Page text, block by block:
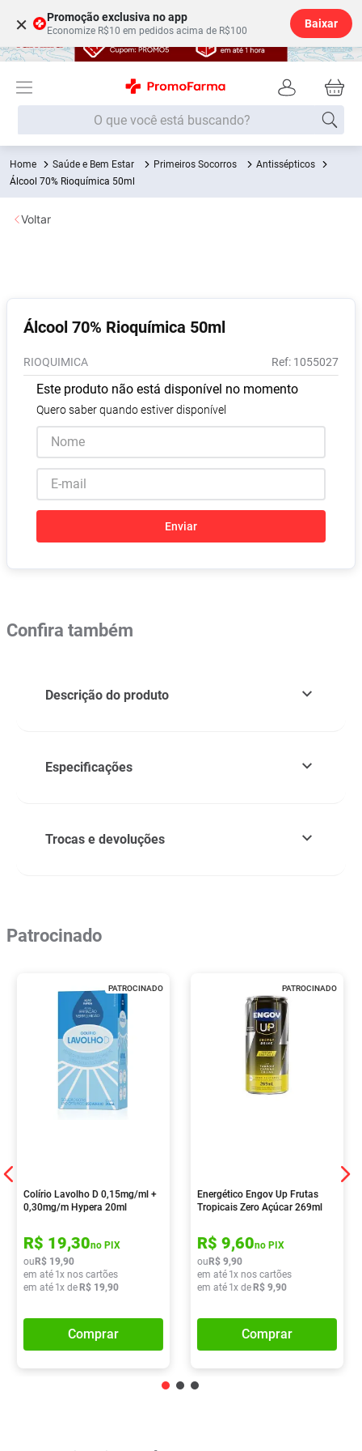
× Promoção exclusiva no app
Economize R$10 em pedidos acima de R$100
Baixar
O que você está buscando?
Saúde e Bem Estar Primeiros Socorros
Antissépticos
Álcool 70% Rioquímica 50ml
Álcool 70% Rioquímica 50ml
RIOQUIMICA : 1055027
Este produto não está disponível no momento
Quero saber quando estiver disponível
Enviar
Voltar
Confira também
Descrição do produto
Especificações
Trocas e devoluções
Patrocinado
PATROCINADO
Colírio Lavolho D 0,15mg/ml +
0,30mg/m Hypera 20ml
R$ 19,30no PIX
ou R$ 19,90
em até 1x nos cartões
em até 1x de R$ 19,90
Comprar
PATROCINADO
Energético Engov Up Frutas
Tropicais Zero Açúcar 269ml
R$ 9,60no PIX
ou R$ 9,90
em até 1x nos cartões
em até 1x de R$ 9,90
Comprar
Termos mais buscados
1º Fralda
2
6º Desodorante
7 º Shampoo
8 Absorvente
9º Pampers Confort Sec
10 º